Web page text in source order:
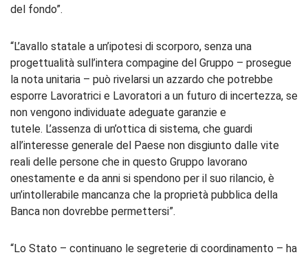
del fondo”.
“L’avallo statale a un’ipotesi di scorporo, senza una
progettualità sull’intera compagine del Gruppo – prosegue
la nota unitaria – può rivelarsi un azzardo che potrebbe
esporre Lavoratrici e Lavoratori a un futuro di incertezza, se
non vengono individuate adeguate garanzie e
tutele. L’assenza di un’ottica di sistema, che guardi
all’interesse generale del Paese non disgiunto dalle vite
reali delle persone che in questo Gruppo lavorano
onestamente e da anni si spendono per il suo rilancio, è
un’intollerabile mancanza che la proprietà pubblica della
Banca non dovrebbe permettersi”.
“Lo Stato – continuano le segreterie di coordinamento – ha